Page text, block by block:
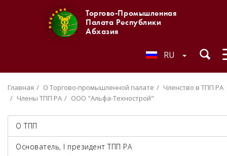
Торгово-Промышленная
Палата Республики
Абхазия
RU
Главная О Торгово-промышленной палате
Членство в ТПП РА
Члены ТПП РА
ООО "Альфа-Технострой"
О ТПП
Основатель, I президент ТПП РА